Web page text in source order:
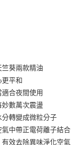
葵兩款精油
更平和
合夜間使用
數萬次震盪
轉變成微粒分子
中帶正電荷離子結合
效去除異味淨化空氣